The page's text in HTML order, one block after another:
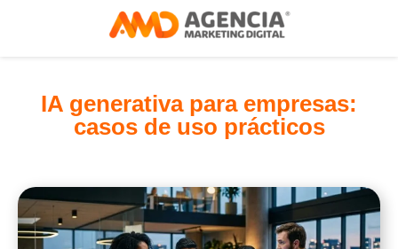
IA generativa para empresas:
casos de uso prácticos